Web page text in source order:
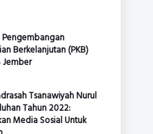
Berkelanjutan (PKB)
Jember
Tsanawiyah Nurul
Tahun 2022:
Media Sosial Untuk